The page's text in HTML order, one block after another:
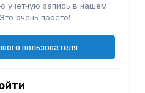
учётную запись в нашем
очень просто!
пользователя